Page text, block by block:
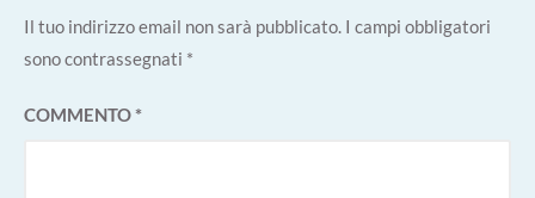
Il tuo indirizzo email non sarà pubblicato. I campi obbligatori
sono contrassegnati *
COMMENTO*